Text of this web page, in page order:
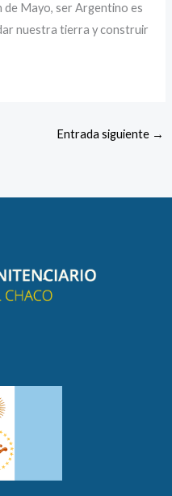
de Mayo, ser Argentino es
nuestra tierra y construir
Entrada siguiente →